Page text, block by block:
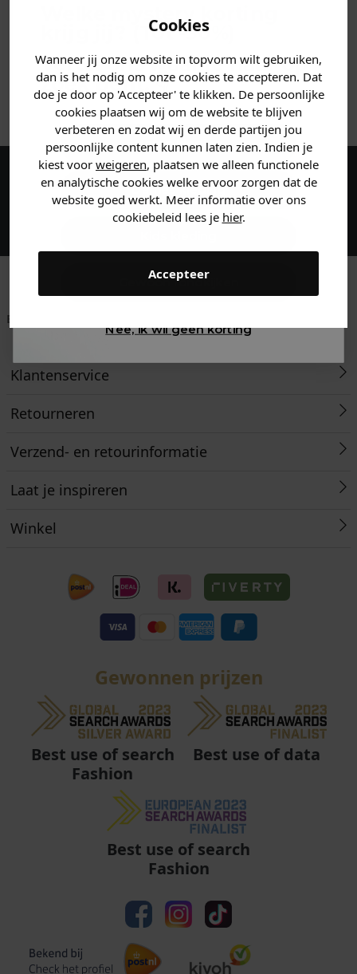
Cookies
Wanneer jij onze website in topvorm wilt gebruiken,
dan is het nodig om onze cookies te accepteren. Dat
doe je door op 'Accepteer' te klikken. De persoonlijke
cookies plaatsen wij om de website te blijven
verbeteren en zodat wij en derde partijen jou
persoonlijke content kunnen laten zien. Indien je
kiest voor weigeren, plaatsen we alleen functionele
en analytische cookies welke ervoor zorgen dat de
website goed werkt. Meer informatie over ons
cookiebeleid lees je hier.
Accepteer
MATERIAAL & WASVOORSCHRIFT
ANDERE BESTELDEN OOK
Maak een account aan en ontvang 5%
korting op je eerste bestelling!
Betaal achteraf met
is morgen in huis!*
ons met een 9,6!
Klantenservice
Retourneren
Verzend- en retourinformatie
Laat je inspireren
Winkel
Gewonnen prijzen
Best use of search
Fashion
Best use of data
Best use of search
Fashion
Welke mystery
krijg jij? (Tot-30%
Vertel ons waar je naar op
zoek bent. 👇
Heren kleding
Dames kleding
Gewoon rondkijken
Nee, ik wil geen korting